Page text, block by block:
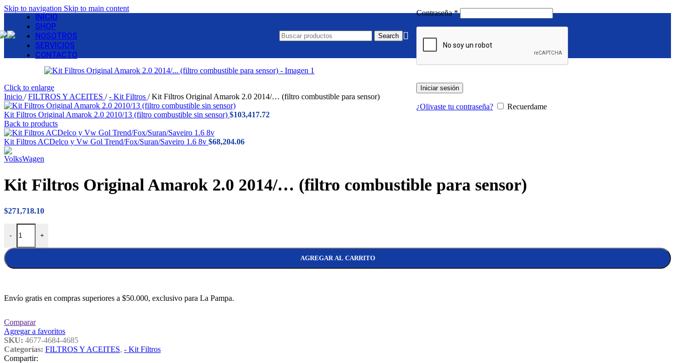
Skip to navigation Skip to main content
INICIO
SHOP
NOSOTROS
SERVICIOS
CONTACTO
Search
Contraseña*Requerido
Iniciar sesión
¿Olivaste tu contraseña? Recuerdame
Click to enlarge
Inicio / FILTROS Y ACEITES / - Kit Filtros / Kit Filtros Original Amarok 2.0 2014/… (filtro combustible para sensor)
Kit Filtros Original Amarok 2.0 2010/13 (filtro combustible sin sensor) $103,417.72
Back to products
Kit Filtros ACDelco y Vw Gol Trend/Fox/Suran/Saveiro 1.6 8v $68,204.06
Kit Filtros Original Amarok 2.0 2014/… (filtro combustible para sensor)
$271,718.10
-
Kit Filtros Original Amarok 2.0 2014/... (filtro combustible para sensor) cantidad
+
AGREGAR AL CARRITO
Envío gratis en compras superiores a $50.000, exclusivo para La Pampa.
Comparar
Agregar a favoritos
SKU: 4677-4684-4685
Categorías: FILTROS Y ACEITES, - Kit Filtros
Compartir: